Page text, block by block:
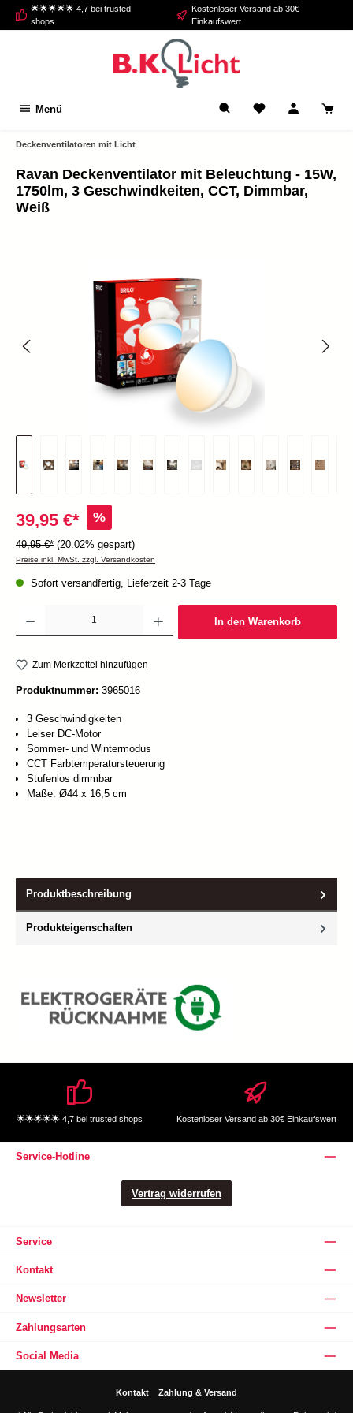
springen
🌟🌟🌟🌟🌟 4,7 bei trusted
shops
Kostenloser Versand ab 30€
Einkaufswert
Menü
Deckenventilatoren mit Licht
Ravan Deckenventilator mit Beleuchtung - 15W,
1750lm, 3 Geschwindkeiten, CCT, Dimmbar,
Weiß
39,95 €* %
49,95 €* (20.02% gespart)
Preise inkl. MwSt. zzgl. Versandkosten
Sofort versandfertig, Lieferzeit 2-3 Tage
Produkt Anzahl: Gib den gewünschten Wert ein oder benutze die Schaltflächen um die
In den Warenkorb
Zum Merkzettel hinzufügen
Produktnummer: 3965016
3 Geschwindigkeiten
Leiser DC-Motor
Sommer- und Wintermodus
CCT Farbtemperatursteuerung
Stufenlos dimmbar
Maße: Ø44 x 16,5 cm
Produktbeschreibung
Produkteigenschaften
🌟🌟🌟🌟🌟 4,7 bei trusted shops Kostenloser Versand ab 30€ Einkaufswert
Service-Hotline
Vertrag widerrufen
Service
Kontakt
Newsletter
Zahlungsarten
Social Media
Kontakt Zahlung & Versand